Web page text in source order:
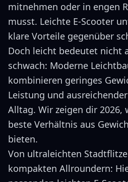
mitnehmen oder in engen
musst. Leichte E-Scooter
klare Vorteile gegenüber
Doch leicht bedeutet nicht
schwach: Moderne
kombinieren geringes
Leistung und
Alltag. Wir zeigen dir 2026,
beste Verhältnis aus
bieten.
Von ultraleichten
kompakten Allroundern: